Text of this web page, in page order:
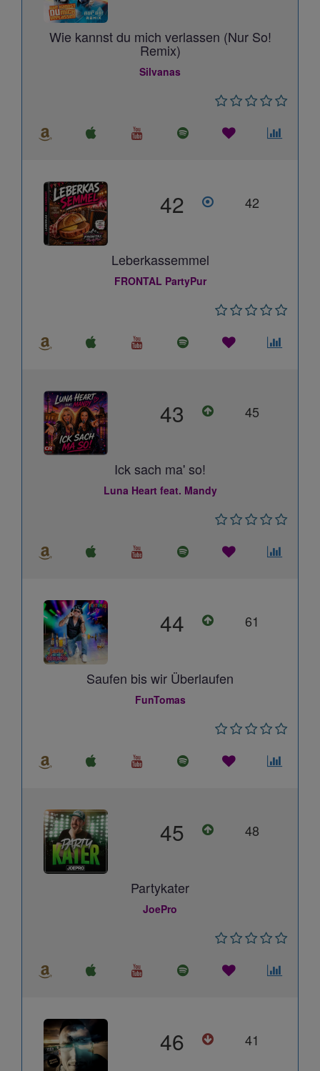
Wie kannst du mich verlassen (Nur So!
Remix)
Silvanas
42 42
Leberkassemmel
FRONTAL PartyPur
43 45
Ick sach ma' so!
Luna Heart feat. Mandy
44 61
Saufen bis wir Überlaufen
FunTomas
45 48
Partykater
JoePro
46 41